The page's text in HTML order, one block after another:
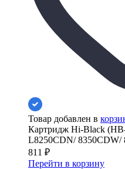
Товар добавлен в
Картридж Hi-Black
L8250CDN/ 8350CDW/
811 ₽
Перейти в корзину